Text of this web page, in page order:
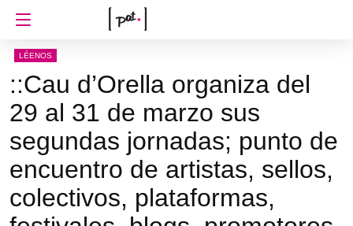
LÉENOS
::Cau d’Orella organiza del
29 al 31 de marzo sus
segundas jornadas; punto de
encuentro de artistas, sellos,
colectivos, plataformas,